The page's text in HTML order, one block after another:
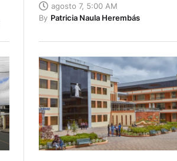
agosto 7, 5:00 AM
By Patricia Naula Herembás